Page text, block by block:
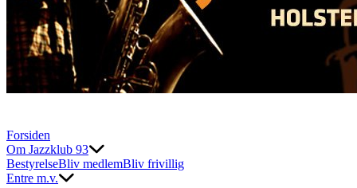
Forsiden
Om Jazzklub 93
BestyrelseBliv medlemBliv frivillig
Entre m.v.